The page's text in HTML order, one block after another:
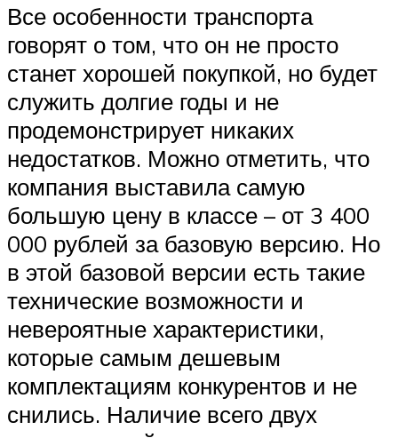
Все особенности транспорта
говорят о том, что он не просто
станет хорошей покупкой, но будет
служить долгие годы и не
продемонстрирует никаких
недостатков. Можно отметить, что
компания выставила самую
большую цену в классе – от 3 400
000 рублей за базовую версию. Но
в этой базовой версии есть такие
технические возможности и
невероятные характеристики,
которые самым дешевым
комплектациям конкурентов и не
снились. Наличие всего двух